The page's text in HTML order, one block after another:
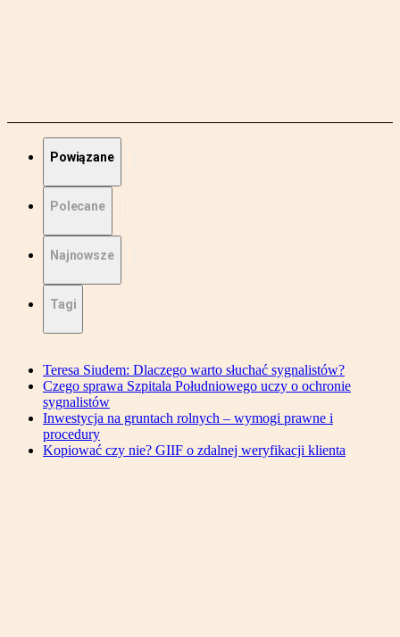
Powiązane
Polecane
Najnowsze
Tagi
Teresa Siudem: Dlaczego warto słuchać sygnalistów?
Czego sprawa Szpitala Południowego uczy o ochronie
sygnalistów
Inwestycja na gruntach rolnych – wymogi prawne i
procedury
Kopiować czy nie? GIIF o zdalnej weryfikacji klienta